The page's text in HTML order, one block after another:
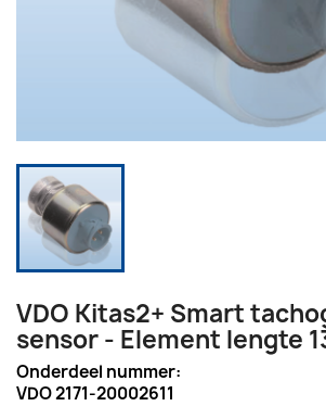
VDO Kitas2+ Smart
sensor - Element lengte
Onderdeel nummer:
VDO 2171-20002611